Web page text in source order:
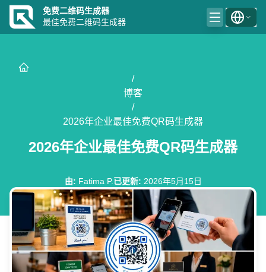
免费二维码生成器
最佳免费二维码生成器
/
博客
/
2026年企业最佳免费QR码生成器
2026年企业最佳免费QR码生成器
由: Fatima P.已更新: 2026年5月15日